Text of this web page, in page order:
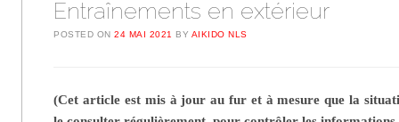
Entraînements en extérieur
POSTED ON24 MAI 2021 BY AIKIDO NLS
(Cet article est mis à jour au fur et à mesure que la